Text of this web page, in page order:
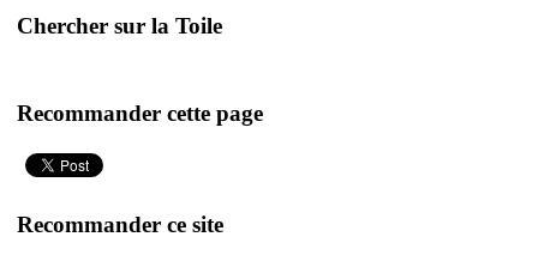
Chercher sur la Toile
Recommander cette page
Recommander ce site